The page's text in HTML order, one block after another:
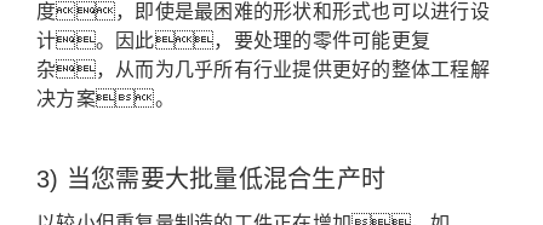
度，即使是最困难的形状和形式也可以进行设
计。
因此，要处理的零件可能更复
杂，从而为几乎所有行业提供更好的整体工程解
决方案。
3) 当您需要大批量低混合生产时